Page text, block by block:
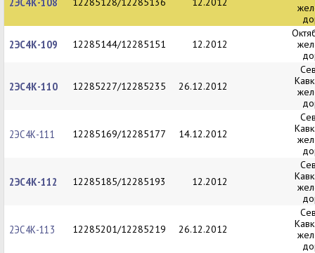
2ЭС4К-109 12285144/12285151 12.2012
2ЭС4К-110 12285227/12285235 26.12.2012
2ЭС4К-111 12285169/12285177 14.12.2012
2ЭС4К-112 12285185/12285193 12.2012
2ЭС4К-113 12285201/12285219 26.12.2012